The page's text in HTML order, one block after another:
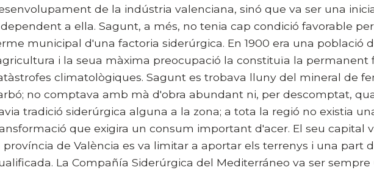
de la indústria valenciana, sinó que va ser una
a ella. Sagunt, a més, no tenia cap condició favorable per
municipal d'una factoria siderúrgica. En 1900 era una població
i la seua màxima preocupació la constituïa la permanent
climatològiques. Sagunt es trobava lluny del mineral de
no comptava amb mà d'obra abundant ni, per descomptat,
tradició siderúrgica alguna a la zona; a tota la regió no existia
que exigira un consum important d'acer. El seu capital
província de València es va limitar a aportar els terrenys i una part
La Compañía Siderúrgica del Mediterráneo va ser sempre